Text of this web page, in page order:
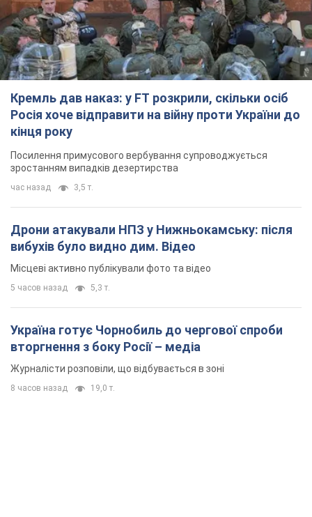
Кремль дав наказ: у FT розкрили, скільки осіб
Росія хоче відправити на війну проти України до
кінця року
Посилення примусового вербування супроводжується
зростанням випадків дезертирства
час назад 3,5 т.
Дрони атакували НПЗ у Нижньокамську: після
вибухів було видно дим. Відео
Місцеві активно публікували фото та відео
5 часов назад 5,3 т.
Україна готує Чорнобиль до чергової спроби
вторгнення з боку Росії – медіа
Журналісти розповіли, що відбувається в зоні
8 часов назад 19,0 т.